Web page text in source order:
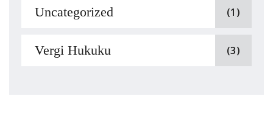
Uncategorized (1)
Vergi Hukuku (3)